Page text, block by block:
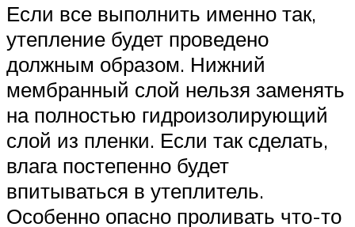
Если все выполнить именно так,
утепление будет проведено
должным образом. Нижний
мембранный слой нельзя заменять
на полностью гидроизолирующий
слой из пленки. Если так сделать,
влага постепенно будет
впитываться в утеплитель.
Особенно опасно проливать что-то